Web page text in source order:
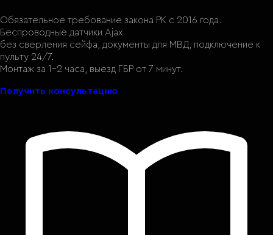
Обязательное требование закона РК с 2016 года.
Беспроводные датчики Ajax
без сверления сейфа, документы для МВД, подключение к
пульту 24/7.
Монтаж за 1–2 часа, выезд ГБР от 7 минут.
Получить консультацию